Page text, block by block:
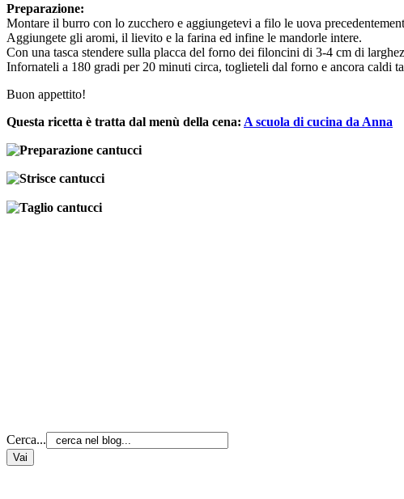
Preparazione:
Montare il burro con lo zucchero e aggiungetevi a filo le uova
Aggiungete gli aromi, il lievito e la farina ed infine le mandorle intere.
Con una tasca stendere sulla placca del forno dei filoncini di 3-4 cm di
Infornateli a 180 gradi per 20 minuti circa, toglieteli dal forno e ancora caldi
Buon appettito!
Questa ricetta è tratta dal menù della cena: A scuola di cucina da Anna
Cerca...